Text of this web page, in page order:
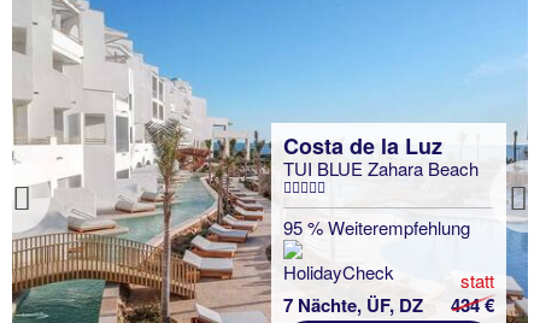
Previous
Costa de la Luz
TUI BLUE Zahara Beach
95 % Weiterempfehlung
7 Nächte, ÜF, DZ
statt
434 €